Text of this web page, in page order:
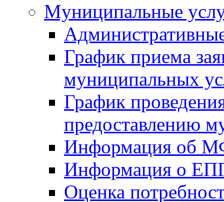
Mуниципальные
График приема
муниципальных
График
предоставлению
Информация об
Информация о
Оценка